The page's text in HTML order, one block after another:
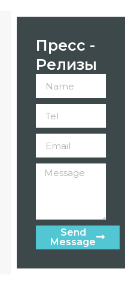
Пресс -
Релизы
Send
Message